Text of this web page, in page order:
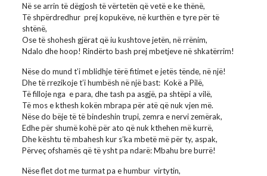
Në se arrin të dëgjosh të vërtetën që vetë e ke thënë,
Të shpërdredhur prej kopukëve, në kurthën e tyre për të
shtënë,
Ose të shohesh gjërat që iu kushtove jetën, në rrënim,
Ndalo dhe hoop! Rindërto bash prej mbetjeve në shkatërrim!
Nëse do mund t’i mblidhje tërë fitimet e jetës tënde, në një!
Dhe të rrezikoje t’i humbësh në një bast: Kokë a Pilë,
Të filloje nga e para, dhe tash pa asgjë, pa shtëpi a vilë,
Të mos e kthesh kokën mbrapa për atë që nuk vjen më.
Nëse do bëje të të bindeshin trupi, zemra e nervi zemërak,
Edhe për shumë kohë për ato që nuk kthehen më kurrë,
Dhe kështu të mbahesh kur s’ka mbetë më për ty, aspak,
Përveç ofshamës që të ysht pa ndarë: Mbahu bre burrë!
Nëse flet dot me turmat pa e humbur virtytin,